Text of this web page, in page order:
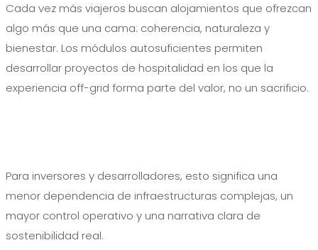
Cada vez más viajeros buscan alojamientos que ofrezcan
algo más que una cama: coherencia, naturaleza y
bienestar. Los módulos autosuficientes permiten
desarrollar proyectos de hospitalidad en los que la
experiencia off-grid forma parte del valor, no un sacrificio.
Para inversores y desarrolladores, esto significa una
menor dependencia de infraestructuras complejas, un
mayor control operativo y una narrativa clara de
sostenibilidad real.